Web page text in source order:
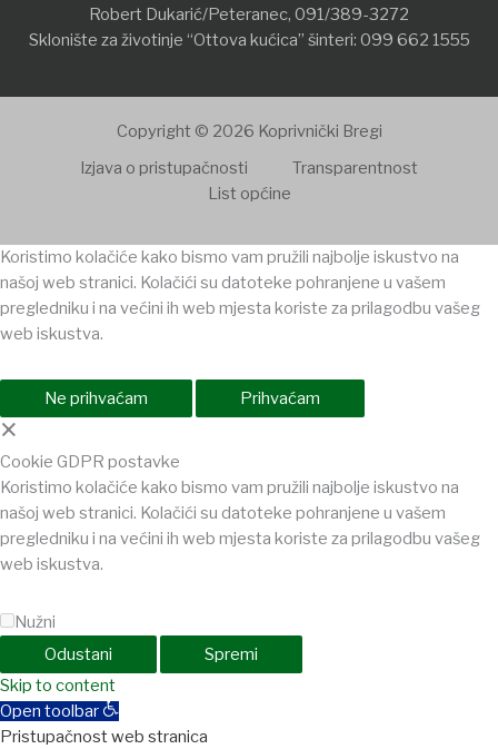
Robert Dukarić/Peteranec, 091/389-3272
Sklonište za životinje “Ottova kućica” šinteri: 099 662 1555
Copyright © 2026 Koprivnički Bregi
Izjava o pristupačnosti
Transparentnost
List općine
Koristimo kolačiće kako bismo vam pružili najbolje iskustvo na
našoj web stranici. Kolačići su datoteke pohranjene u vašem
pregledniku i na većini ih web mjesta koriste za prilagodbu vašeg
web iskustva.
Ne prihvaćam Prihvaćam
×
Cookie GDPR postavke
Koristimo kolačiće kako bismo vam pružili najbolje iskustvo na
našoj web stranici. Kolačići su datoteke pohranjene u vašem
pregledniku i na većini ih web mjesta koriste za prilagodbu vašeg
web iskustva.
Nužni
Odustani
Spremi
jojobetHoliganbet
Skip to content
Open toolbar
Pristupačnost web stranica